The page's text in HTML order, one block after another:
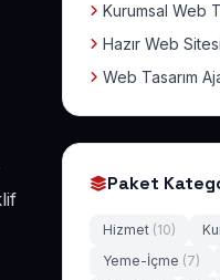
Kurumsal Web
Hazır Web Sitesi
Web Tasarım
Paket
Hizmet (10)
Yeme-İçme (7)